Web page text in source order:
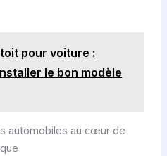
pour voiture :
le bon modèle
automobiles au cœur de